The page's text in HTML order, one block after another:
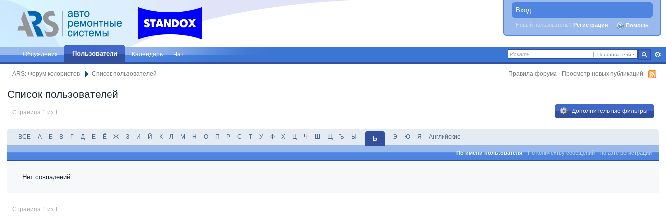
Вход
Новый пользователь? Регистрация Помощь
Пользователи
Обсуждения Пользователи Календарь Чат
ARS: Форум колористов Список пользователей Правила форума Просмотр новых публикаций
Список пользователей
Страница 1 из 1 Дополнительные фильтры
ВСЕ А Б В Г Д Е Ё Ж З И Й К Л М Н О П Р С Т У Ф Х Ц Ч Ш Щ Ъ Ы Ь Э Ю Я Английские
По имени пользователя По количеству сообщений по дате регистрации
Нет совпадений
Страница 1 из 1